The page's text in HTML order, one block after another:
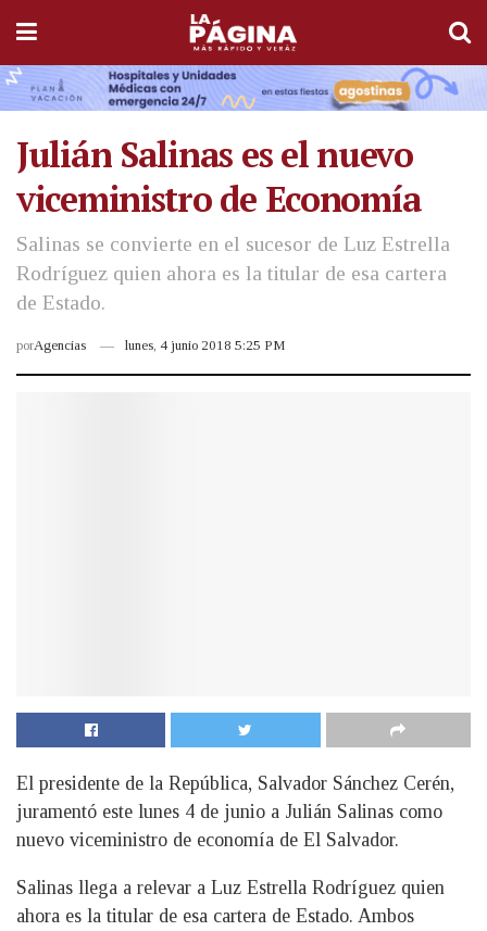
Julián Salinas es el nuevo
viceministro de Economía
Salinas se convierte en el sucesor de Luz Estrella
Rodríguez quien ahora es la titular de esa cartera
de Estado.
porAgencias lunes, 4 junio 2018 5:25 PM
El presidente de la República, Salvador Sánchez Cerén,
juramentó este lunes 4 de junio a Julián Salinas como
nuevo viceministro de economía de El Salvador.
Salinas llega a relevar a Luz Estrella Rodríguez quien
ahora es la titular de esa cartera de Estado. Ambos